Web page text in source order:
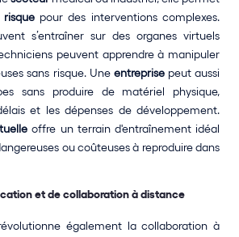
risque pour des interventions complexes.
s’entraîner sur des organes virtuels
peuvent apprendre à manipuler
sans risque. Une entreprise peut aussi
sans produire de matériel physique,
et les dépenses de développement.
offre un terrain d'entraînement idéal
ou coûteuses à reproduire dans
et de collaboration à distance
également la collaboration à